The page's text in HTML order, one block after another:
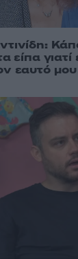
είπα γιατί
εαυτό μου